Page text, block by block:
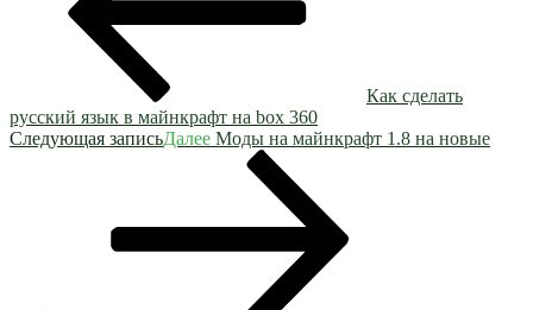
Как сделать
русский язык в майнкрафт на box 360
Следующая записьДалее Моды на майнкрафт 1.8 на новые